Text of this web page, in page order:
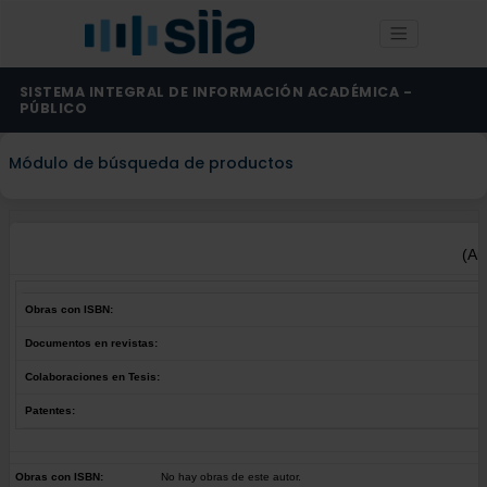
SISTEMA INTEGRAL DE INFORMACIÓN ACADÉMICA -
PÚBLICO
Módulo de búsqueda de productos
Obras con ISBN:
Documentos en revistas:
Colaboraciones en Tesis:
Patentes:
Obras con ISBN: No hay obras de este autor.